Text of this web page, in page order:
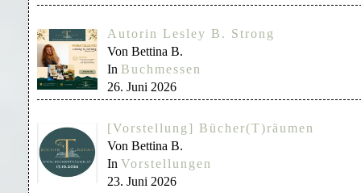
Autorin Lesley B. Strong
Von Bettina B.
In Buchmessen
26. Juni 2026
[Vorstellung] Bücher(T)räumen
Von Bettina B.
In Vorstellungen
23. Juni 2026